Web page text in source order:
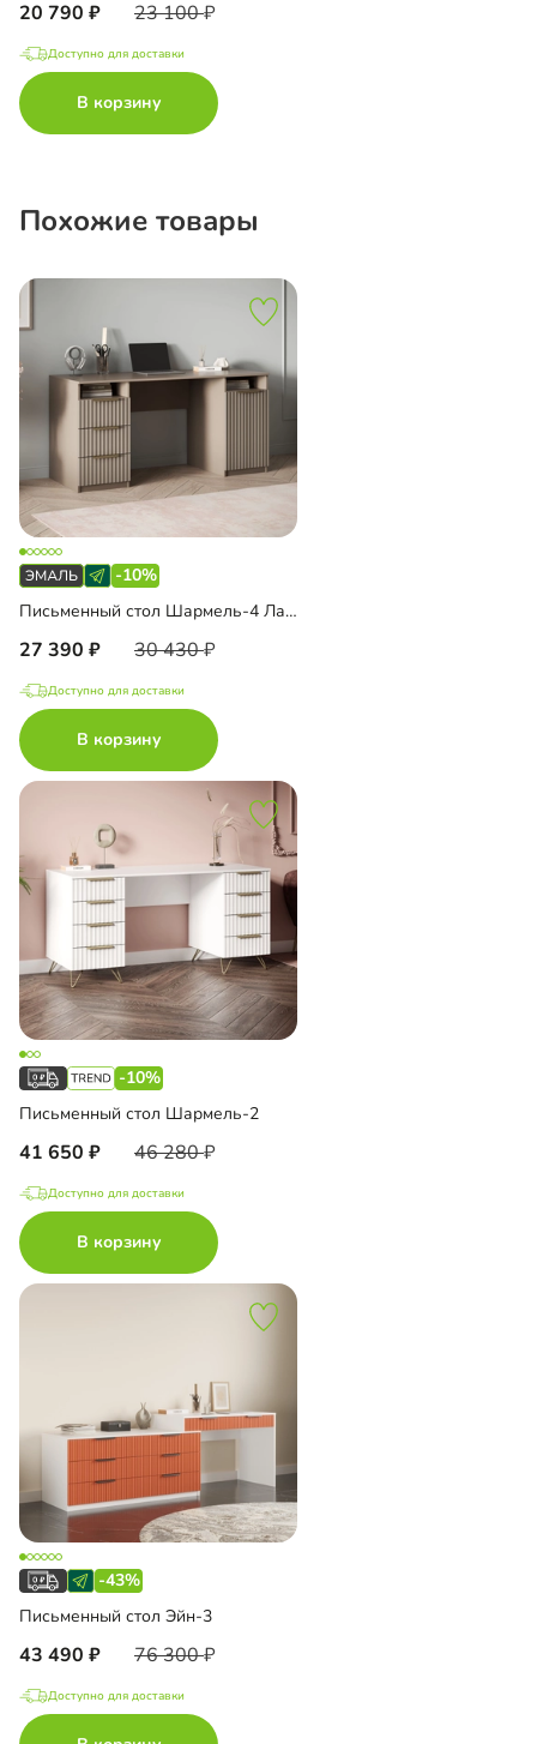
20 790 23 100
Доступно для доставки
В корзину
Похожие товары
-10%
Письменный стол Шармель-4 Лайф Эмаль
27 390 30 430
Доступно для доставки
В корзину
-10%
Письменный стол Шармель-2
41 650 46 280
Доступно для доставки
В корзину
-43%
Письменный стол Эйн-3
43 490 76 300
Доступно для доставки